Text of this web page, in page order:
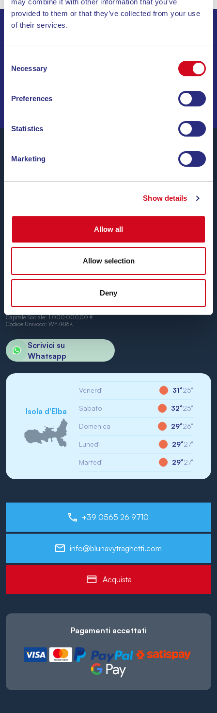
provided to them or that they’ve collected from your use
of their services.
Selection
Necessary
Preferences
Statistics
Marketing
Show details
Allow all
Allow selection
Deny
INVIA
NAVIGA TRA OFFERTE SPECIALI, DESTINAZIONI DA
SOGNO E CONSIGLI DI VIAGGIO!
Blu Navy, Traghetti per l’Isola d’Elba.
convenienti, orari comodi e navi puntuali, tra i porti di
Sede Legale: Portoferraio (LI) Calata Italia 22
P.IVA/CF: IT01968710994
Capitale Sociale: 1.000.000,00 €
Codice Univoco: WY7PJ6K
Scrivici su
Whatsapp
Isola d'Elba
Venerdì 31°25°
Sabato 32°25°
Domenica 29°26°
Lunedì 29°27°
Martedì 29°27°
+39 0565 26 9710
info@blunavytraghetti.com
Acquista
Pagamenti accettati